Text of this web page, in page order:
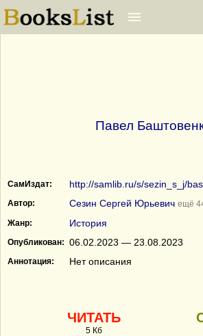
Павел
СамИздат: http://samlib.ru/s/sezin_s_j/
Автор: Сезин Сергей Юрьевич ещё
Жанр:
История
Опубликован: 06.02.2023 — 23.08.2023
Аннотация: Нет описания
ЧИТАТЬ
5 Кб